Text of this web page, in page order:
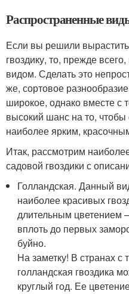
Распространенные
Если вы решили
гвоздику, то, прежде
видом. Сделать это
же, сортовое
широкое, однако вместе с
высокий шанс на то, чтобы
наиболее ярким,
Итак, рассмотрим
садовой гвоздики с
Голландская. Данный
наиболее красивых
длительным цветением
вплоть до первых
буйно.
На заметку! В странах
голландская гвоздика
круглый год. Ее